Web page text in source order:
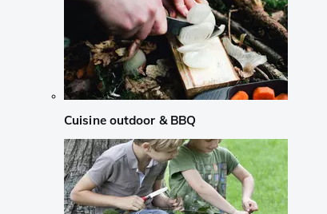
Cuisine outdoor & BBQ